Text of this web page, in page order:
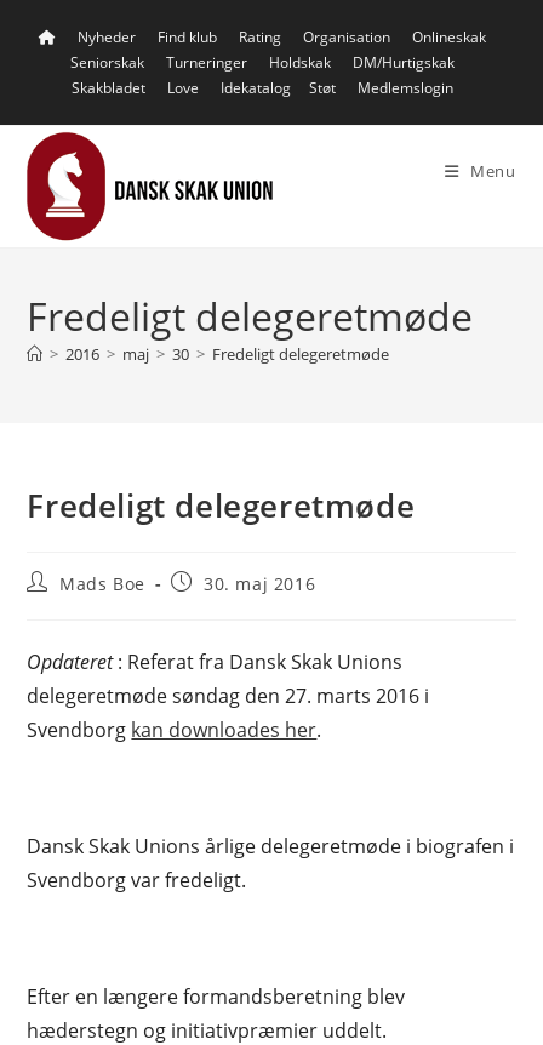
Nyheder Find klub Rating Organisation
Onlineskak
Seniorskak
Turneringer Holdskak
DM/Hurtigskak
Skakbladet
Love Idekatalog Støt Medlemslogin
Menu
Fredeligt delegeretmøde
> 2016 > maj > 30 > Fredeligt delegeretmøde
Fredeligt delegeretmøde
PostMads Boe
Post30. maj 2016
Opdateret: Referat fra Dansk Skak Unions
delegeretmøde søndag den 27. marts 2016 i
Svendborg kan downloades her.
Dansk Skak Unions årlige delegeretmøde i biografen i
Svendborg var fredeligt.
Efter en længere formandsberetning blev
hæderstegn og initiativpræmier uddelt.